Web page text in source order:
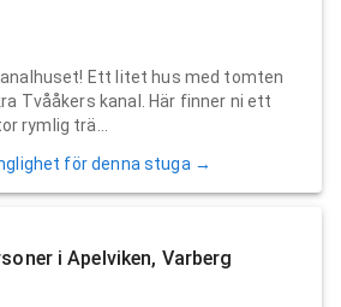
Ett litet hus med tomten
Tvååkers kanal. Här finner ni ett
rymlig trä...
för denna stuga →
i Apelviken, Varberg